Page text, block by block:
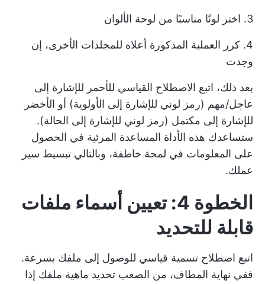
3. اختر لونًا مناسبًا من لوحة الألوان
4. كرر العملية المذكورة أعلاه للمجلدات الأخرى، إن
وجدت
بعد ذلك، اتبع الاصطلاح القياسي للأحمر للإشارة إلى
عاجل/مهم (رمز لوني للإشارة إلى الأولوية) أو الأخضر
للإشارة إلى مكتمل (رمز لوني للإشارة إلى الحالة).
ستساعدك هذه الأداة المساعدة المرئية في الحصول
على المعلومات في لمحة خاطفة، وبالتالي تبسيط سير
عملك.
الخطوة 4: تعيين أسماء ملفات
قابلة للتحديد
اتبع اصطلاح تسمية قياسي للوصول إلى ملفك بسرعة.
ففي نهاية المطاف، من الصعب تحديد ماهية ملفك إذا